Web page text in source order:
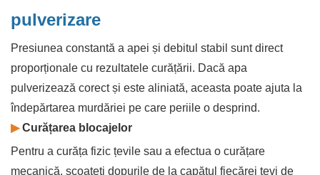
pulverizare
Presiunea constantă a apei și debitul stabil sunt direct
proporționale cu rezultatele curățării. Dacă apa
pulverizează corect și este aliniată, aceasta poate ajuta la
îndepărtarea murdăriei pe care periile o desprind.
▶Curățarea blocajelor
Pentru a curăța fizic țevile sau a efectua o curățare
mecanică, scoateți dopurile de la capătul fiecărei țevi de